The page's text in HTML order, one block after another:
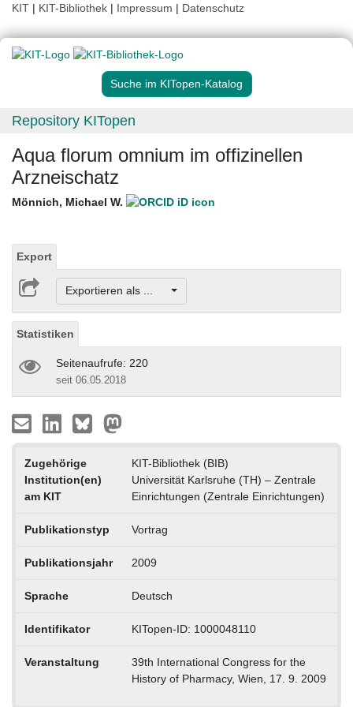
KIT | KIT-Bibliothek | Impressum | Datenschutz
Suche im KITopen-Katalog
Repository KITopen
Aqua florum omnium im offizinellen
Arzneischatz
Mönnich, Michael W.
Export
Exportieren als ...
Statistiken
Seitenaufrufe: 220
seit 06.05.2018
Zugehörige
Institution(en)
am KIT
KIT-Bibliothek (BIB)
Universität Karlsruhe (TH) – Zentrale
Einrichtungen (Zentrale Einrichtungen)
Publikationstyp Vortrag
Publikationsjahr 2009
Sprache Deutsch
Identifikator KITopen-ID: 1000048110
Veranstaltung
39th International Congress for the
History of Pharmacy, Wien, 17. 9. 2009